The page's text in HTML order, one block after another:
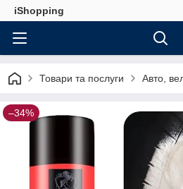
iShopping
Товари та послуги Авто,
–34%